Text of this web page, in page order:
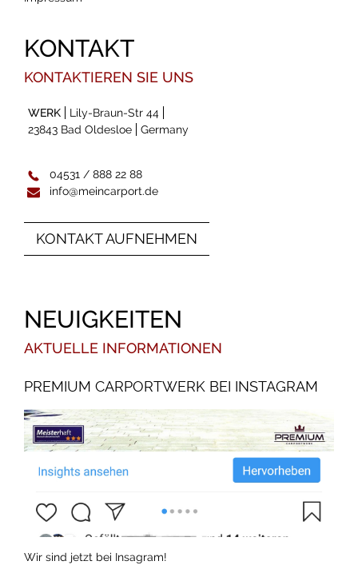
KONTAKT
KONTAKTIEREN SIE UNS
WERK
Lily-Braun-Str 44
23843 Bad Oldesloe
Germany
04531 / 888 22 88
info@meincarport.de
KONTAKT AUFNEHMEN
NEUIGKEITEN
AKTUELLE INFORMATIONEN
PREMIUM CARPORTWERK BEI INSTAGRAM
Wir sind jetzt bei Insagram!